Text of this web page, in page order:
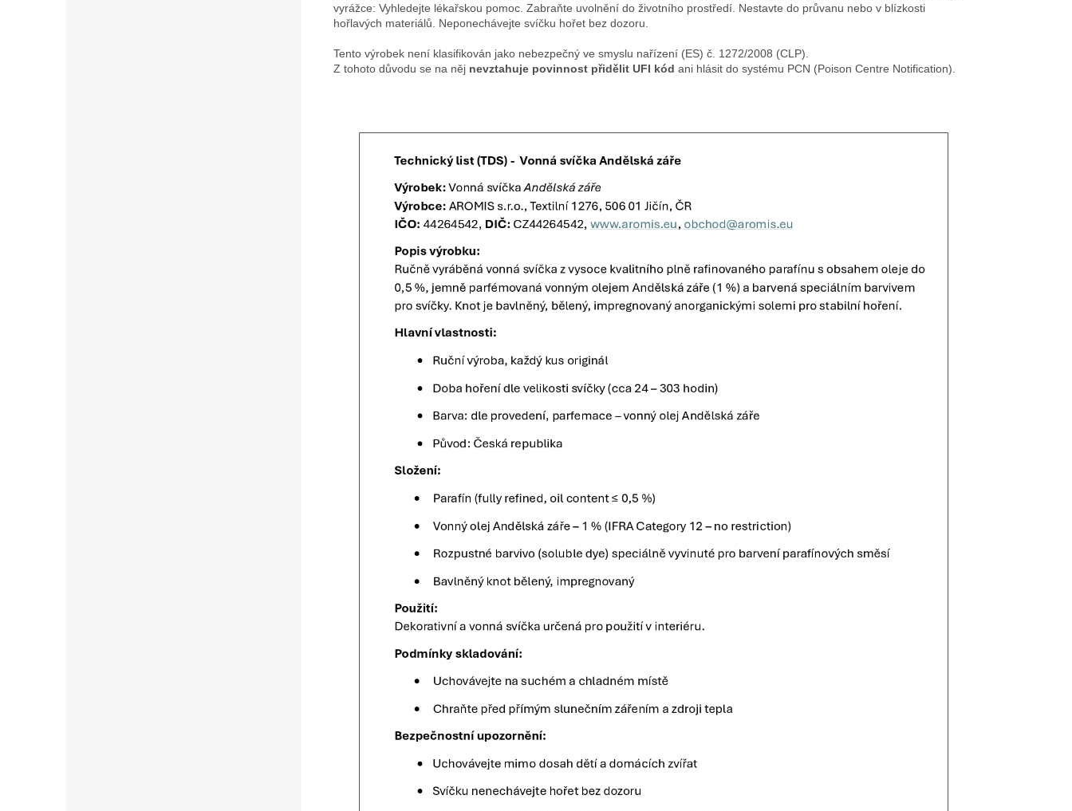
vyrážce: Vyhledejte lékařskou pomoc. Zabraňte uvolnění do životního prostředí. Nestavte do průvanu nebo v blízkosti
hořlavých materiálů. Neponechávejte svíčku hořet bez dozoru.
Tento výrobek není klasifikován jako nebezpečný ve smyslu nařízení (ES) č. 1272/2008 (CLP).
Z tohoto důvodu se na něj nevztahuje povinnost přidělit UFI kód ani hlásit do systému PCN (Poison Centre Notification).